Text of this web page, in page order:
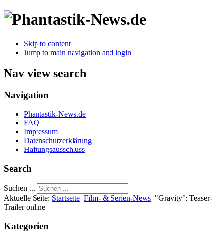
Skip to content
Jump to main navigation and login
Nav view search
Navigation
Phantastik-News.de
FAQ
Impressum
Datenschutzerklärung
Haftungsausschluss
Search
Suchen ...
Aktuelle Seite: Startseite Film- & Serien-News "Gravity": Teaser-
Trailer online
Kategorien